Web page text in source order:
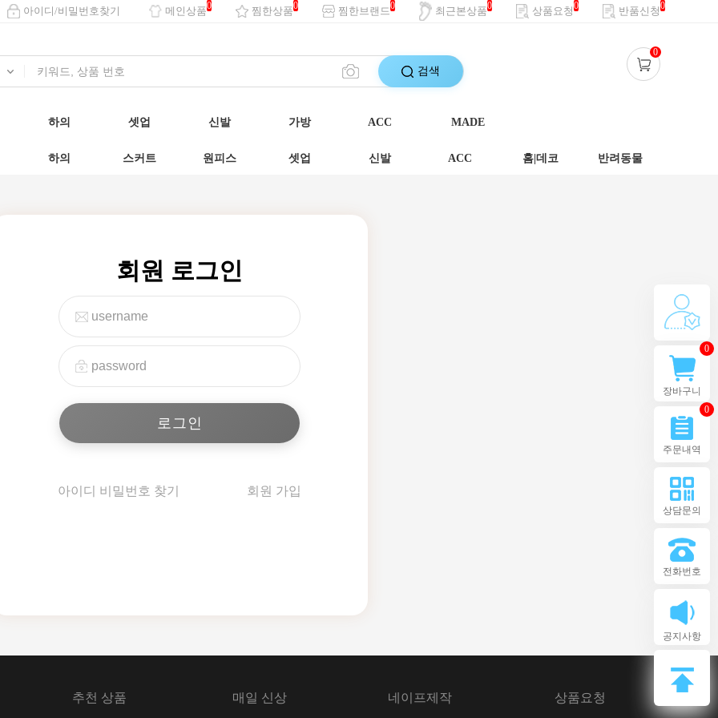
아이디/비밀번호찾기 메인상품0 찜한상품0 찜한브랜드0 최근본상품0 상품요청0 반품신청0
검색
0
하의 셋업 신발 가방 ACC MADE
하의 스커트 원피스 셋업 신발 ACC 홈|데코 반려동물
회원 로그인
아이디 비밀번호 찾기 회원 가입
추천 상품 매일 신상 네이프제작 상품요청
장바구니
0
주문내역
0
상담문의
전화번호
공지사항